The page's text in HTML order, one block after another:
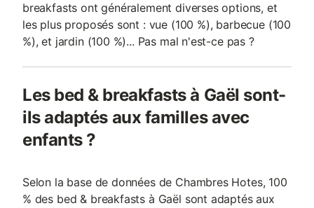
breakfasts ont généralement diverses options, et
les plus proposés sont : vue (100 %), barbecue (100
%), et jardin (100 %)... Pas mal n'est-ce pas ?
Les bed & breakfasts à Gaël sont-
ils adaptés aux familles avec
enfants ?
Selon la base de données de Chambres Hotes, 100
% des bed & breakfasts à Gaël sont adaptés aux